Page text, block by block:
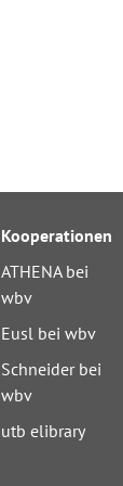
Kooperationen
ATHENA bei
wbv
Eusl bei wbv
Schneider bei
wbv
utb elibrary